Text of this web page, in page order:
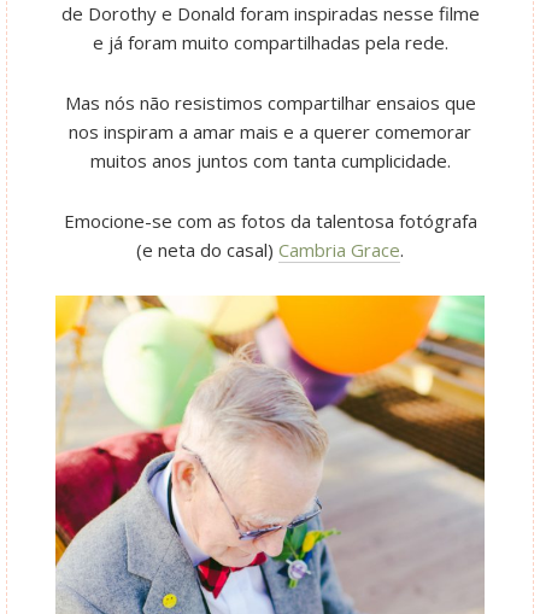
de Dorothy e Donald foram inspiradas nesse filme
e já foram muito compartilhadas pela rede.
Mas nós não resistimos compartilhar ensaios que
nos inspiram a amar mais e a querer comemorar
muitos anos juntos com tanta cumplicidade.
Emocione-se com as fotos da talentosa fotógrafa
(e neta do casal) Cambria Grace.